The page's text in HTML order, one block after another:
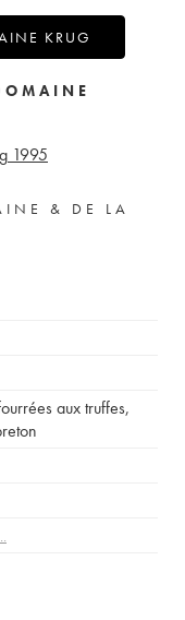
KRUG
1995
& DE LA
aux truffes,